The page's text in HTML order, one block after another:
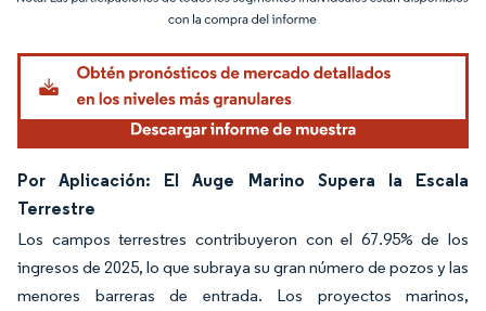
Imagen © Mordor Intelligence. El uso requiere atribución según CC BY 4.0.
Por Aplicación: El Auge Marino Supera la Escala
Terrestre
Los campos terrestres contribuyeron con el 67.95% de los
ingresos de 2025, lo que subraya su gran número de pozos y las
menores barreras de entrada. Los proyectos marinos,